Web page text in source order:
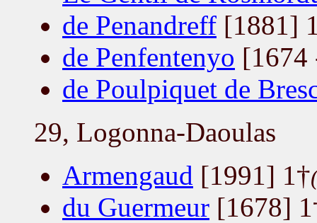
de Penandreff [1881]
de Penfentenyo [1674
de Poulpiquet de
29, Logonna-Daoulas
Armengaud [1991] 1†
du Guermeur [1678]